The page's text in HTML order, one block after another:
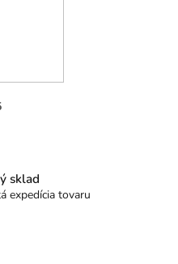
sklad
expedícia tovaru